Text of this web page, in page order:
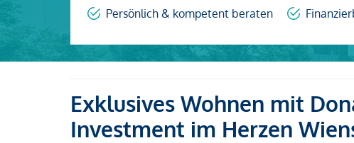
Persönlich & kompetent beraten
Exklusives Wohnen mit
Investment im Herzen